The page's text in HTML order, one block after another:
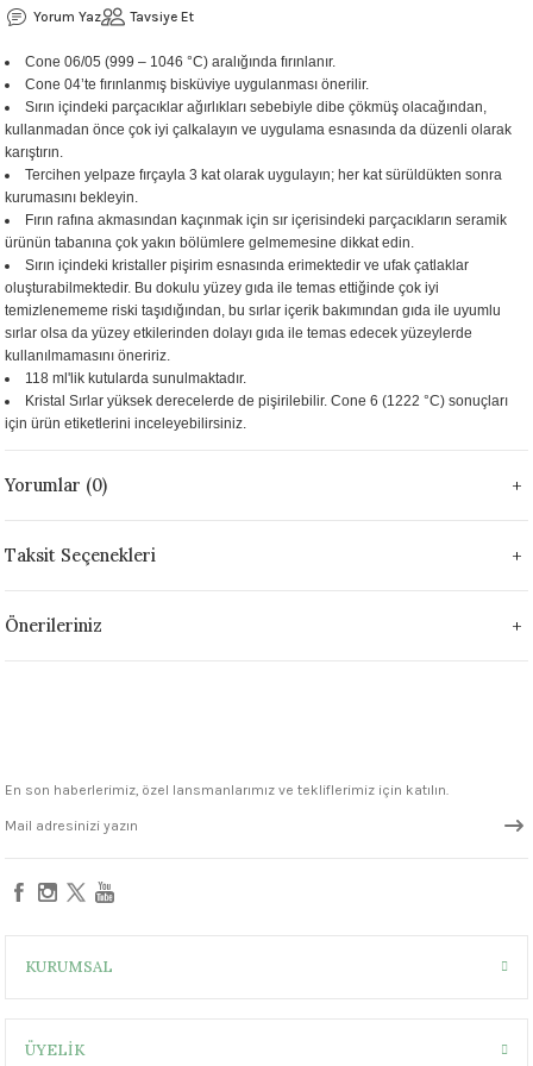
1305 °C
°C
- 1222 °C
- 1046 °C
°C
1046 °C
- 1046 °C
°C
°C
°C
Yorum Yaz Tavsiye Et
Cone 06/05 (999 – 1046 °C) aralığında fırınlanır.
Cone 04’te fırınlanmış bisküviye uygulanması önerilir.
Sırın içindeki parçacıklar ağırlıkları sebebiyle dibe çökmüş olacağından,
kullanmadan önce çok iyi çalkalayın ve uygulama esnasında da düzenli olarak
karıştırın.
Tercihen yelpaze fırçayla 3 kat olarak uygulayın; her kat sürüldükten sonra
kurumasını bekleyin.
Fırın rafına akmasından kaçınmak için sır içerisindeki parçacıkların seramik
ürünün tabanına çok yakın bölümlere gelmemesine dikkat edin.
Sırın içindeki kristaller pişirim esnasında erimektedir ve ufak çatlaklar
oluşturabilmektedir. Bu dokulu yüzey gıda ile temas ettiğinde çok iyi
temizlenememe riski taşıdığından, bu sırlar içerik bakımından gıda ile uyumlu
sırlar olsa da yüzey etkilerinden dolayı gıda ile temas edecek yüzeylerde
kullanılmamasını öneririz.
118 ml'lik kutularda sunulmaktadır.
Kristal Sırlar yüksek derecelerde de pişirilebilir. Cone 6 (1222 °C) sonuçları
için ürün etiketlerini inceleyebilirsiniz.
Yorumlar (0)
Taksit Seçenekleri
Önerileriniz
En son haberlerimiz, özel lansmanlarımız ve tekliflerimiz için katılın.
KURUMSAL
ÜYELİK